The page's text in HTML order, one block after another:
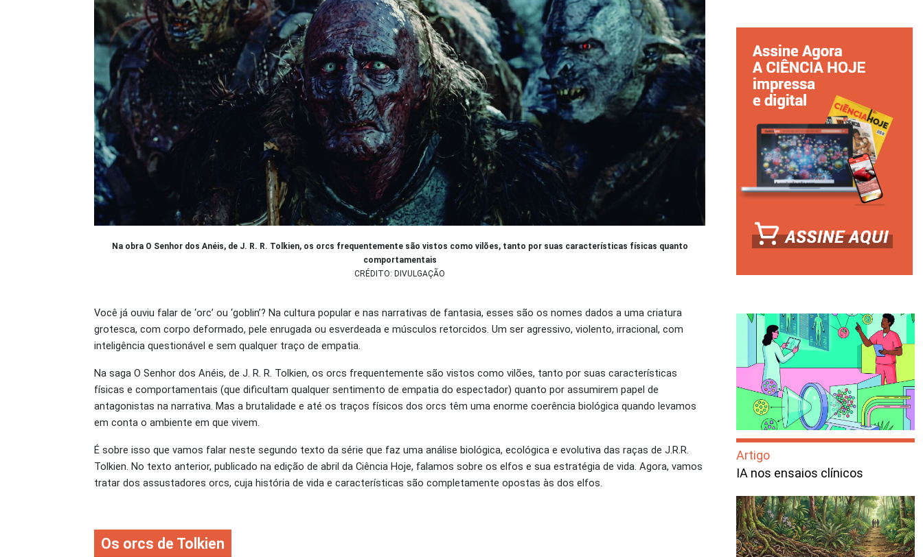
Na obra O Senhor dos Anéis, de J. R. R. Tolkien, os orcs frequentemente são vistos como vilões, tanto por suas características físicas quanto
comportamentais
CRÉDITO: DIVULGAÇÃO
Você já ouviu falar de ‘orc’ ou ‘goblin’? Na cultura popular e nas narrativas de fantasia, esses são os nomes dados a uma criatura
grotesca, com corpo deformado, pele enrugada ou esverdeada e músculos retorcidos. Um ser agressivo, violento, irracional, com
inteligência questionável e sem qualquer traço de empatia.
Na saga O Senhor dos Anéis, de J. R. R. Tolkien, os orcs frequentemente são vistos como vilões, tanto por suas características
físicas e comportamentais (que dificultam qualquer sentimento de empatia do espectador) quanto por assumirem papel de
antagonistas na narrativa. Mas a brutalidade e até os traços físicos dos orcs têm uma enorme coerência biológica quando levamos
em conta o ambiente em que vivem.
É sobre isso que vamos falar neste segundo texto da série que faz uma análise biológica, ecológica e evolutiva das raças de J.R.R.
Tolkien. No texto anterior, publicado na edição de abril da Ciência Hoje, falamos sobre os elfos e sua estratégia de vida. Agora, vamos
tratar dos assustadores orcs, cuja história de vida e características são completamente opostas às dos elfos.
Os orcs de Tolkien
Artigo
IA nos ensaios clínicos